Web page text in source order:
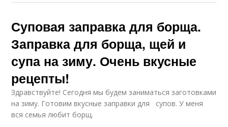
Суповая заправка для борща.
Заправка для борща, щей и
супа на зиму. Очень вкусные
рецепты!
Здравствуйте! Сегодня мы будем заниматься заготовками
на зиму. Готовим вкусные заправки для супов. У меня
вся семья любит борщ.